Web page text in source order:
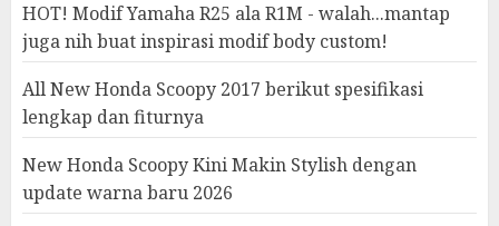
HOT! Modif Yamaha R25 ala R1M - walah...mantap
juga nih buat inspirasi modif body custom!
All New Honda Scoopy 2017 berikut spesifikasi
lengkap dan fiturnya
New Honda Scoopy Kini Makin Stylish dengan
update warna baru 2026